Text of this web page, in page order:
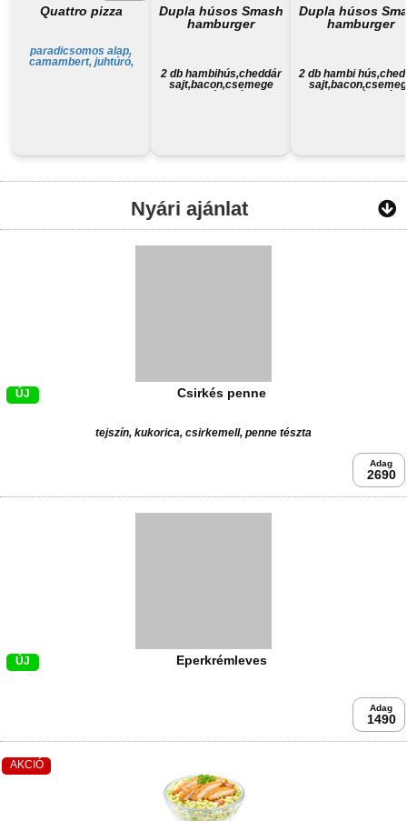
Quattro pizza
paradicsomos alap,
camambert, juhtúró,
Dupla húsos Smash
hamburger
2 db hambihús,cheddár
sajt,bacon,csemege
Dupla húsos
hamburger
2 db hambi
Nyári ajánlat
ÚJ Csirkés penne
tejszín, kukorica, csirkemell, penne tészta
Adag
2690
ÚJ Eperkrémleves
Adag
1490
AKCIÓ